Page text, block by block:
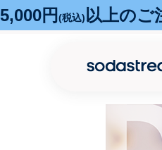
5,000円 (税込) 以上のご